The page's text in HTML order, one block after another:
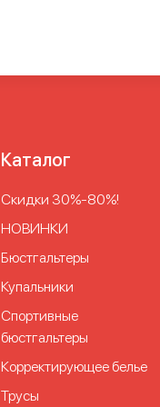
Каталог
Скидки 30%-80%!
НОВИНКИ
Бюстгальтеры
Купальники
Спортивные
бюстгальтеры
Корректирующее белье
Трусы